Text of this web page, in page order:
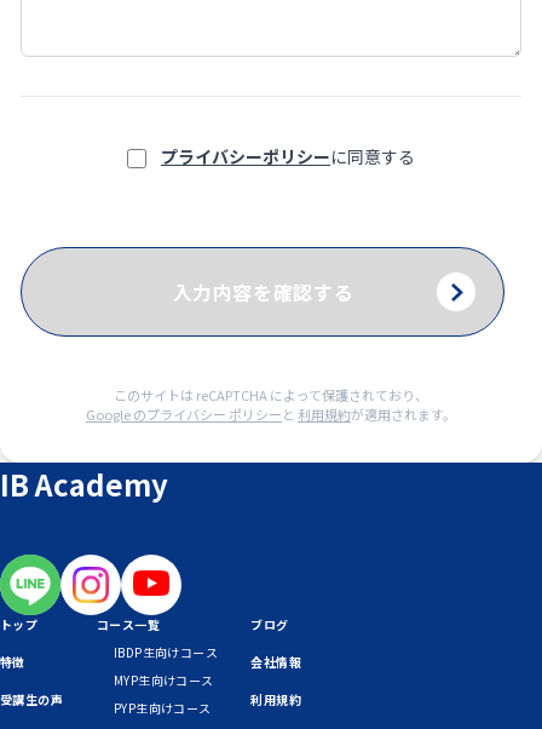
プライバシーポリシーに同意する
このサイトは reCAPTCHA によって保護されており、
Google のプライバシー ポリシーと 利用規約が適用されます。
IB Academy
トップ
特徴
受講生の声
コース一覧
IBDP生向けコース
MYP生向けコース
PYP生向けコース
ブログ
会社情報
利用規約